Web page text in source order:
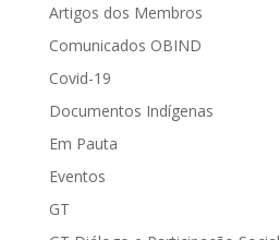
Artigos dos Membros
Comunicados OBIND
Covid-19
Documentos Indígenas
Em Pauta
Eventos
GT